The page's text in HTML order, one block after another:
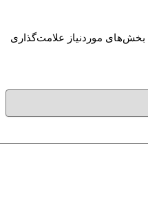
بخش‌های موردنیاز علامت‌گذاری